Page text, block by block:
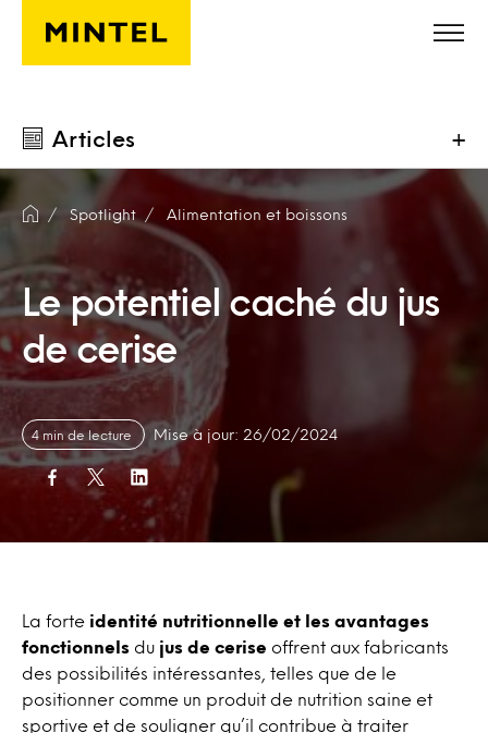
Skip to main content
Articles +
Spotlight Alimentation et boissons
Le potentiel caché du jus
de cerise
4 min de lecture Mise à jour: 26/02/2024
La forte identité nutritionnelle et les avantages
fonctionnels du jus de cerise offrent aux fabricants
des possibilités intéressantes, telles que de le
positionner comme un produit de nutrition saine et
sportive et de souligner qu’il contribue à traiter